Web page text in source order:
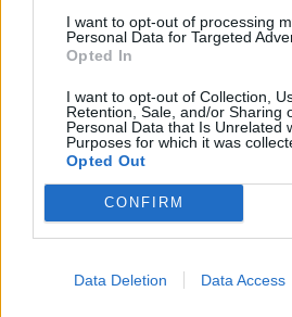
I want to opt-out of processing
Personal Data for Targeted
Opted In
I want to opt-out of Collection,
Retention, Sale, and/or Sharing
Personal Data that Is Unrelated
Purposes for which it was
Opted Out
CONFIRM
Data Deletion Data Access
Tags: ενημέρωση
ρωσία
Σχετικά Άρθρα